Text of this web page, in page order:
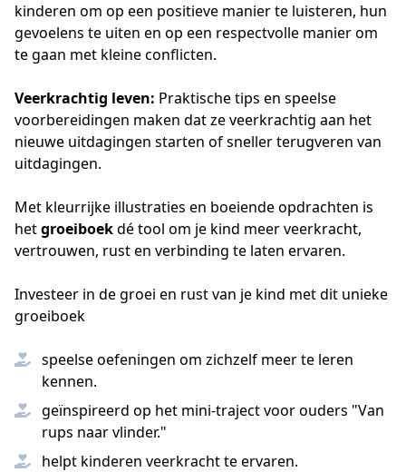
kinderen om op een positieve manier te luisteren, hun
gevoelens te uiten en op een respectvolle manier om
te gaan met kleine conflicten.
Veerkrachtig leven: Praktische tips en speelse
voorbereidingen maken dat ze veerkrachtig aan het
nieuwe uitdagingen starten of sneller terugveren van
uitdagingen.
Met kleurrijke illustraties en boeiende opdrachten is
het groeiboek dé tool om je kind meer veerkracht,
vertrouwen, rust en verbinding te laten ervaren.
Investeer in de groei en rust van je kind met dit unieke
groeiboek
speelse oefeningen om zichzelf meer te leren
kennen.
geïnspireerd op het mini-traject voor ouders "Van
rups naar vlinder."
helpt kinderen veerkracht te ervaren.